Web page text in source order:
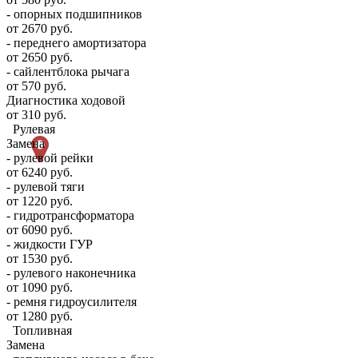
- опорных подшипников
от 2670 руб.
- переднего амортизатора
от 2650 руб.
- сайлентблока рычага
от 570 руб.
Диагностика ходовой
от 310 руб.
Рулевая
Замена
- рулевой рейки
от 6240 руб.
- рулевой тяги
от 1220 руб.
- гидротрансформатора
от 6090 руб.
- жидкости ГУР
от 1530 руб.
- рулевого наконечника
от 1090 руб.
- ремня гидроусилителя
от 1280 руб.
Топливная
Замена